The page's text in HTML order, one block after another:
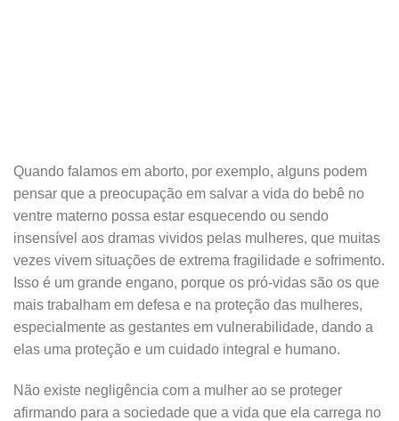
Quando falamos em aborto, por exemplo, alguns podem
pensar que a preocupação em salvar a vida do bebê no
ventre materno possa estar esquecendo ou sendo
insensível aos dramas vividos pelas mulheres, que muitas
vezes vivem situações de extrema fragilidade e sofrimento.
Isso é um grande engano, porque os pró-vidas são os que
mais trabalham em defesa e na proteção das mulheres,
especialmente as gestantes em vulnerabilidade, dando a
elas uma proteção e um cuidado integral e humano.
Não existe negligência com a mulher ao se proteger
afirmando para a sociedade que a vida que ela carrega no